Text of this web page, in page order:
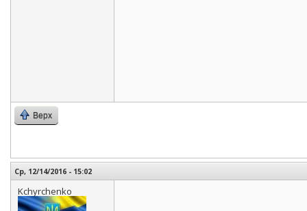
Верх
Ср, 12/14/2016 - 15:02
Kchyrchenko